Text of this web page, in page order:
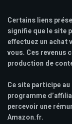
Certains liens
signifie que le site
effectuez un achat
vous. Ces revenus
production de
Ce site participe au
programme
percevoir une
Amazon.fr.